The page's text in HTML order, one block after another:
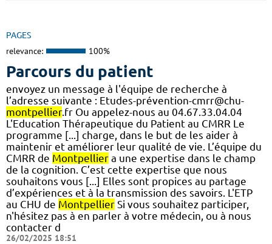
PAGES
relevance: 100%
Parcours du patient
envoyez un message à l'équipe de recherche à
l’adresse suivante : Etudes-prévention-cmrr@chu-
montpellier.fr Ou appelez-nous au 04.67.33.04.04
L'Education Thérapeutique du Patient au CMRR Le
programme [...] charge, dans le but de les aider à
maintenir et améliorer leur qualité de vie. L’équipe du
CMRR de Montpellier a une expertise dans le champ
de la cognition. C’est cette expertise que nous
souhaitons vous [...] Elles sont propices au partage
d’expériences et à la transmission des savoirs. L'ETP
au CHU de Montpellier Si vous souhaitez participer,
n'hésitez pas à en parler à votre médecin, ou à nous
contacter d
26/02/2025 18:51